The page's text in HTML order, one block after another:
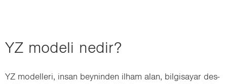
YZ mo­de­li nedir?
YZ mo­del­le­ri, insan bey­nin­den ilham alan, bil­gi­sa­yar des­